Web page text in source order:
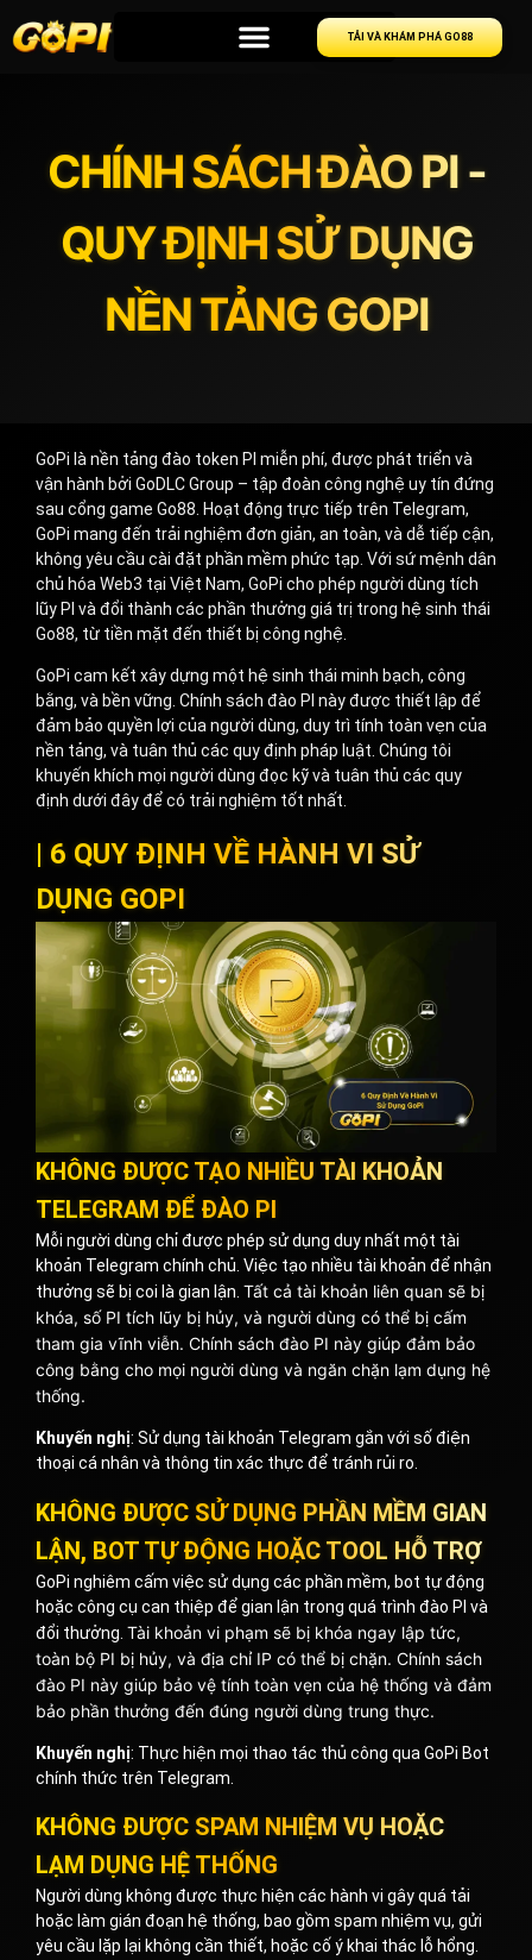
TẢI VÀ KHÁM PHÁ GO88
CHÍNH SÁCH ĐÀO PI -
QUY ĐỊNH SỬ DỤNG
NỀN TẢNG GOPI
GoPi là nền tảng đào token PI miễn phí, được phát triển và
vận hành bởi GoDLC Group – tập đoàn công nghệ uy tín đứng
sau cổng game Go88. Hoạt động trực tiếp trên Telegram,
GoPi mang đến trải nghiệm đơn giản, an toàn, và dễ tiếp cận,
không yêu cầu cài đặt phần mềm phức tạp. Với sứ mệnh dân
chủ hóa Web3 tại Việt Nam, GoPi cho phép người dùng tích
lũy PI và đổi thành các phần thưởng giá trị trong hệ sinh thái
Go88, từ tiền mặt đến thiết bị công nghệ.
GoPi cam kết xây dựng một hệ sinh thái minh bạch, công
bằng, và bền vững. Chính sách đào PI này được thiết lập để
đảm bảo quyền lợi của người dùng, duy trì tính toàn vẹn của
nền tảng, và tuân thủ các quy định pháp luật. Chúng tôi
khuyến khích mọi người dùng đọc kỹ và tuân thủ các quy
định dưới đây để có trải nghiệm tốt nhất.
| 6 QUY ĐỊNH VỀ HÀNH VI SỬ
DỤNG GOPI
KHÔNG ĐƯỢC TẠO NHIỀU TÀI KHOẢN
TELEGRAM ĐỂ ĐÀO PI
Mỗi người dùng chỉ được phép sử dụng duy nhất một tài
khoản Telegram chính chủ. Việc tạo nhiều tài khoản để nhận
thưởng sẽ bị coi là gian lận. Tất cả tài khoản liên quan sẽ bị
khóa, số PI tích lũy bị hủy, và người dùng có thể bị cấm
tham gia vĩnh viễn. Chính sách đào PI này giúp đảm bảo
công bằng cho mọi người dùng và ngăn chặn lạm dụng hệ
thống.
Khuyến nghị: Sử dụng tài khoản Telegram gắn với số điện
thoại cá nhân và thông tin xác thực để tránh rủi ro.
KHÔNG ĐƯỢC SỬ DỤNG PHẦN MỀM GIAN
LẬN, BOT TỰ ĐỘNG HOẶC TOOL HỖ TRỢ
GoPi nghiêm cấm việc sử dụng các phần mềm, bot tự động
hoặc công cụ can thiệp để gian lận trong quá trình đào PI và
đổi thưởng. Tài khoản vi phạm sẽ bị khóa ngay lập tức,
toàn bộ PI bị hủy, và địa chỉ IP có thể bị chặn. Chính sách
đào PI này giúp bảo vệ tính toàn vẹn của hệ thống và đảm
bảo phần thưởng đến đúng người dùng trung thực.
Khuyến nghị: Thực hiện mọi thao tác thủ công qua GoPi Bot
chính thức trên Telegram.
KHÔNG ĐƯỢC SPAM NHIỆM VỤ HOẶC
LẠM DỤNG HỆ THỐNG
Người dùng không được thực hiện các hành vi gây quá tải
hoặc làm gián đoạn hệ thống, bao gồm spam nhiệm vụ, gửi
yêu cầu lặp lại không cần thiết, hoặc cố ý khai thác lỗ hổng.